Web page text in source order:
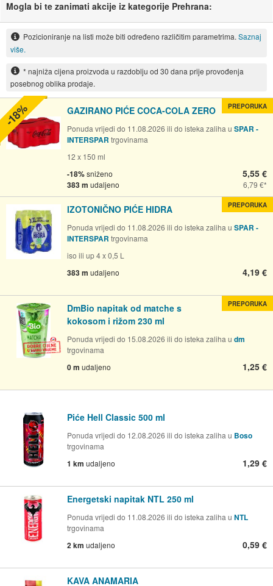
Mogla bi te zanimati akcije iz kategorije Prehrana:
Pozicioniranje na listi može biti određeno različitim parametrima. Saznaj
više.
* najniža cijena proizvoda u razdoblju od 30 dana prije provođenja
posebnog oblika prodaje.
GAZIRANO PIĆE COCA-COLA ZERO
Ponuda vrijedi do 11.08.2026 ili do isteka zaliha u SPAR -
INTERSPAR trgovinama
12 x 150 ml
-18%sniženo
383 m udaljeno
5,55 €
6,79 €
PREPORUKA
-18%
IZOTONIČNO PIĆE HIDRA
Ponuda vrijedi do 11.08.2026 ili do isteka zaliha u SPAR -
INTERSPAR trgovinama
iso ili up 4 x 0,5 L
383 m udaljeno 4,19 €
PREPORUKA
DmBio napitak od matche s
kokosom i rižom 230 ml
Ponuda vrijedi do 15.08.2026 ili do isteka zaliha u dm
trgovinama
0 m udaljeno 1,25 €
PREPORUKA
Piće Hell Classic 500 ml
Ponuda vrijedi do 12.08.2026 ili do isteka zaliha u Boso
trgovinama
1 km udaljeno 1,29 €
Energetski napitak NTL 250 ml
Ponuda vrijedi do 11.08.2026 ili do isteka zaliha u NTL
trgovinama
2 km udaljeno 0,59 €
KAVA ANAMARIA